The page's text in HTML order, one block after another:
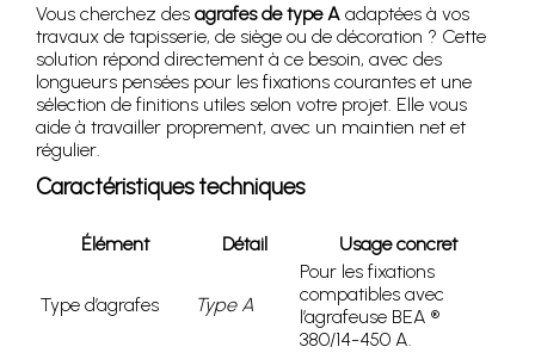
Vous cherchez des agrafes de type A adaptées à vos
travaux de tapisserie, de siège ou de décoration ? Cette
solution répond directement à ce besoin, avec des
longueurs pensées pour les fixations courantes et une
sélection de finitions utiles selon votre projet. Elle vous
aide à travailler proprement, avec un maintien net et
régulier.
Caractéristiques techniques
Élément Détail Usage concret
Type d’agrafes Type A
Pour les fixations
compatibles avec
l’agrafeuse BEA ®
380/14-450 A.